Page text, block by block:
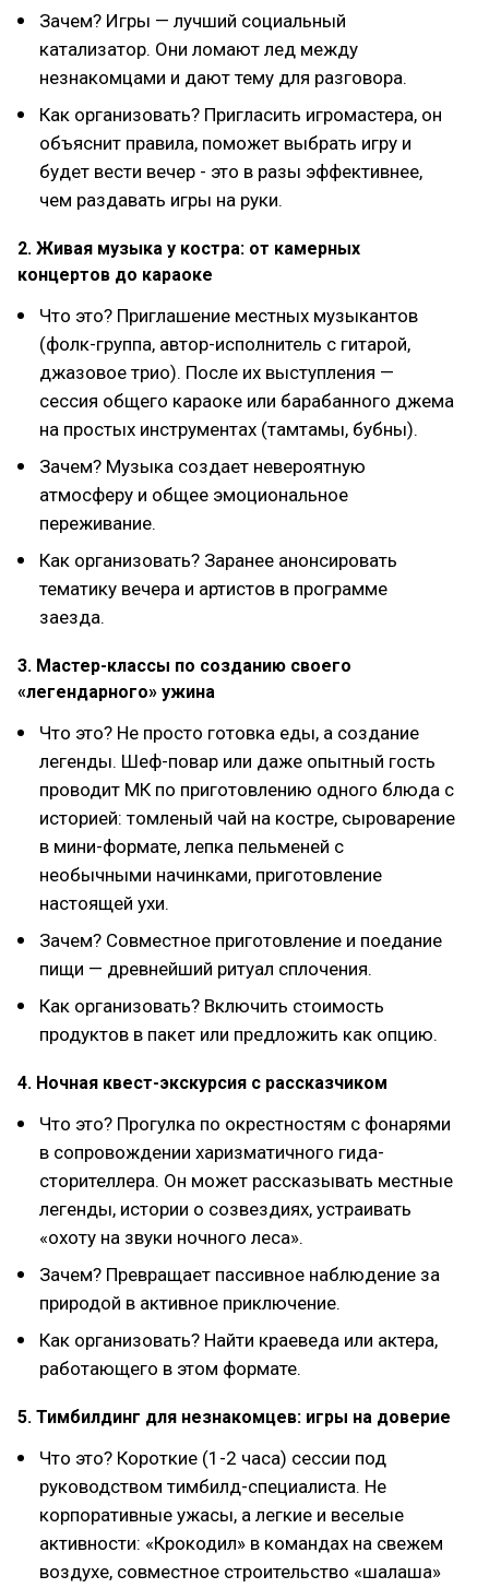
Зачем? Игры — лучший социальный
катализатор. Они ломают лед между
незнакомцами и дают тему для разговора.
Как организовать? Пригласить игромастера, он
объяснит правила, поможет выбрать игру и
будет вести вечер - это в разы эффективнее,
чем раздавать игры на руки.
2. Живая музыка у костра: от камерных
концертов до караоке
Что это? Приглашение местных музыкантов
(фолк-группа, автор-исполнитель с гитарой,
джазовое трио). После их выступления —
сессия общего караоке или барабанного джема
на простых инструментах (тамтамы, бубны).
Зачем? Музыка создает невероятную
атмосферу и общее эмоциональное
переживание.
Как организовать? Заранее анонсировать
тематику вечера и артистов в программе
заезда.
3. Мастер-классы по созданию своего
«легендарного» ужина
Что это? Не просто готовка еды, а создание
легенды. Шеф-повар или даже опытный гость
проводит МК по приготовлению одного блюда с
историей: томленый чай на костре, сыроварение
в мини-формате, лепка пельменей с
необычными начинками, приготовление
настоящей ухи.
Зачем? Совместное приготовление и поедание
пищи — древнейший ритуал сплочения.
Как организовать? Включить стоимость
продуктов в пакет или предложить как опцию.
4. Ночная квест-экскурсия с рассказчиком
Что это? Прогулка по окрестностям с фонарями
в сопровождении харизматичного гида-
сторителлера. Он может рассказывать местные
легенды, истории о созвездиях, устраивать
«охоту на звуки ночного леса».
Зачем? Превращает пассивное наблюдение за
природой в активное приключение.
Как организовать? Найти краеведа или актера,
работающего в этом формате.
5. Тимбилдинг для незнакомцев: игры на доверие
Что это? Короткие (1-2 часа) сессии под
руководством тимбилд-специалиста. Не
корпоративные ужасы, а легкие и веселые
активности: «Крокодил» в командах на свежем
воздухе, совместное строительство «шалаша»